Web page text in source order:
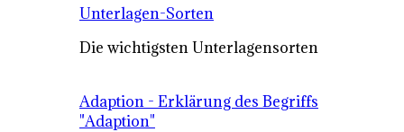
Unterlagen-Sorten
Die wichtigsten Unterlagensorten
Adaption - Erklärung des Begriffs
"Adaption"